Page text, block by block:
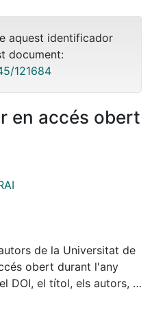
aquest identificador
document:
121684
en accés obert
de la Universitat de
obert durant l'any
DOI, el títol, els autors, el